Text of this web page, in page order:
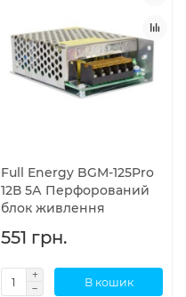
Full Energy BGM-125Pro
12В 5А Перфорований
блок живлення
551 грн.
В кошик